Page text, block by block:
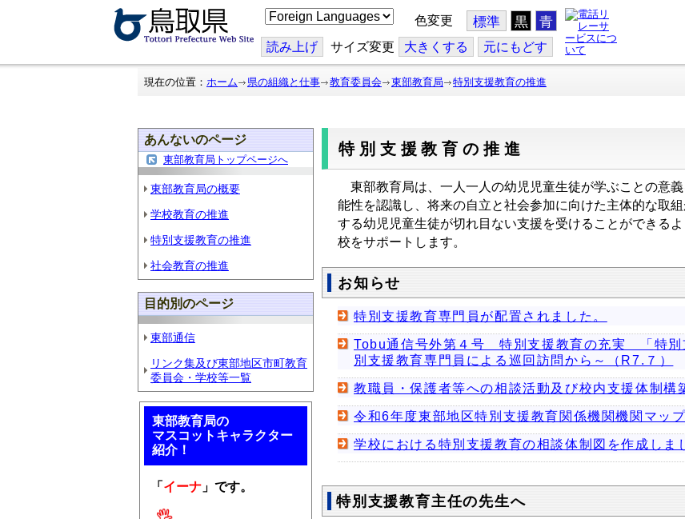
こ
の
ジ
を
翻
色変更 標準 黒 青
読み上げ サイズ変更 大きくする 元にもどす
現在の位置： ホーム 県の組織と仕事 教育委員会 東部教育局 特別支援教育の推進
あんないのページ
東部教育局トップページへ
東部教育局の概要
学校教育の推進
特別支援教育の推進
社会教育の推進
目的別のページ
東部通信
リンク集及び東部地区市町教育
委員会・学校等一覧
東部教育局の
マスコットキャラクター
紹介！
「 イーナ 」です。
特別支援教育の推進
東部教育局は、一人一人の幼児児童生徒が学ぶことの意
能性を認識し、将来の自立と社会参加に向けた主体的な取
する幼児児童生徒が切れ目ない支援を受けることができる
校をサポートします。
お知らせ
特別支援教育専門員が配置されました。
Tobu通信号外第４号 特別支援教育の充実 「特別
別支援教育専門員による巡回訪問から～（R7.７）
教職員・保護者等への相談活動及び校内支援体制構
令和6年度東部地区特別支援教育関係機関機関マッ
学校における特別支援教育の相談体制図を作成しま
特別支援教育主任の先生へ